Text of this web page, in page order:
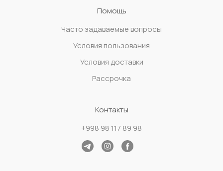
Помощь
Часто задаваемые вопросы
Условия пользования
Условия доставки
Рассрочка
Контакты
+998 98 117 89 98